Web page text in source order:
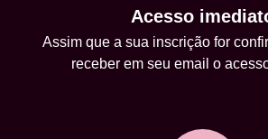
Acesso
Assim que a sua inscrição for
receber em seu email o